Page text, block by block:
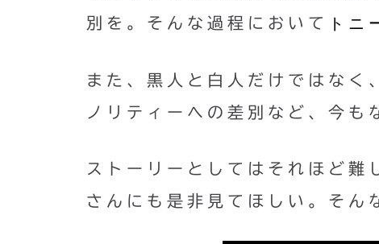
別を。そんな過程において
トニ
また、黒人と白人だけではなく
ノリティーへの差別など、今も
ストーリーとしてはそれほど難
さんにも是非見てほしい。そん